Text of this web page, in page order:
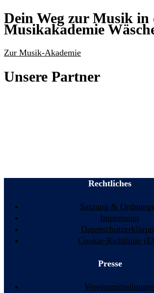
Dein Weg zur Musik in
Musikakademie
Zur Musik-Akademie
Unsere Partner
Rechtliches
Satzung &
Impressum
Cookie-Richtlinie
Presse